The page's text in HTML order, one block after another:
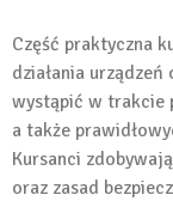
Część praktyczna
działania
wystąpić w trakcie
a także
Kursanci
oraz zasad